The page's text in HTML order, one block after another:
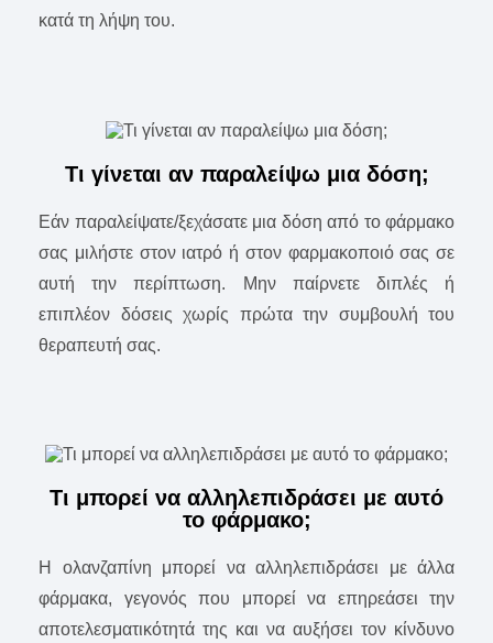
κατά τη λήψη του.
Τι γίνεται αν παραλείψω μια δόση;
Εάν παραλείψατε/ξεχάσατε μια δόση από το φάρμακο
σας μιλήστε στον ιατρό ή στον φαρμακοποιό σας σε
αυτή την περίπτωση. Μην παίρνετε διπλές ή
επιπλέον δόσεις χωρίς πρώτα την συμβουλή του
θεραπευτή σας.
Τι μπορεί να αλληλεπιδράσει με αυτό
το φάρμακο;
Η ολανζαπίνη μπορεί να αλληλεπιδράσει με άλλα
φάρμακα, γεγονός που μπορεί να επηρεάσει την
αποτελεσματικότητά της και να αυξήσει τον κίνδυνο